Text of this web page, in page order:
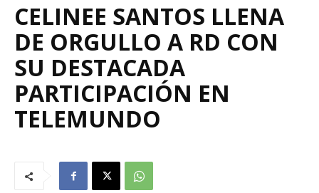
CELINEE SANTOS LLENA
DE ORGULLO A RD CON
SU DESTACADA
PARTICIPACIÓN EN
TELEMUNDO